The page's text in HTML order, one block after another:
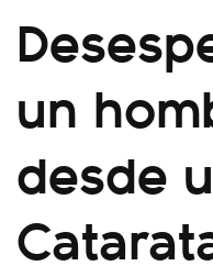
un
desde